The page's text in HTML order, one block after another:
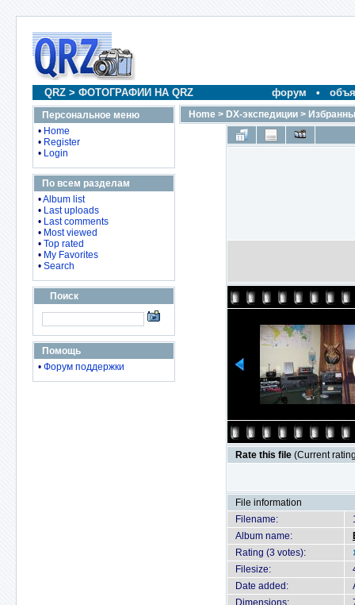
QRZ > ФОТОГРАФИИ НА QRZ форум •
Персональное меню
• Home
• Register
• Login
По всем разделам
•Album list
• Last uploads
• Last comments
• Most viewed
• Top rated
• My Favorites
• Search
Поиск
Помощь
• Форум поддержки
Home > DX-экспедиции >
Rate this file (Current
File information
Filename:
Album name:
Rating (3 votes):
Filesize:
Date added:
Dimensions: